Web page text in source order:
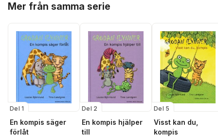
Mer från samma serie
Del 1
En kompis säger
förlåt
Del 2
En kompis hjälper
till
Del 5
Visst kan du,
kompis